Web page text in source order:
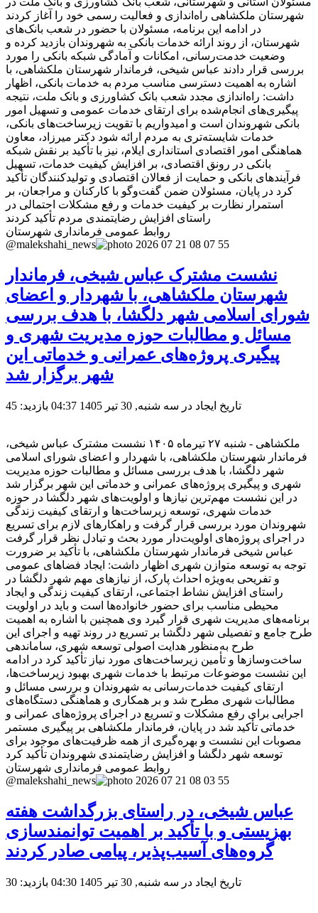
شهرستان ملکشاهی راه‌اندازی و فعالیت رسمی خود را آغاز کردند
در ادامه این برنامه، مسئولان با حضور در شعب بانک‌های
شهرستان، از روند ارائه خدمات بانکی به شهروندان بازدید کرده و
وضعیت خدمت‌رسانی، امکانات و آمادگی شبکه بانکی را مورد
بررسی قرار دادند عباس شیخی، فرماندار شهرستان ملکشاهی، با
اشاره به اهمیت دسترسی مناسب مردم به خدمات بانکی، اظهار
داشت: راه‌اندازی مجدد شعب بانک کشاورزی و بانک ملت، نتیجه
پیگیری‌های انجام‌شده برای ارتقای خدمات عمومی و تسهیل امور
بانکی شهروندان است و امیدواریم با تقویت زیرساخت‌های بانکی،
خدمات شایسته‌تری به مردم ارائه شود دکتر میرزاد، معاون
هماهنگی امور اقتصادی استانداری ایلام، نیز با تأکید بر نقش شبکه
بانکی در رونق اقتصادی، بر افزایش کیفیت خدمات، تسهیل
فرآیندهای بانکی و حمایت از فعالان اقتصادی و تولیدکنندگان تأکید
کرد در پایان، مسئولان ضمن گفت‌وگو با کارکنان و مراجعان، بر
استمرار نظارت بر کیفیت خدمات و رفع مشکلات احتمالی در
راستای افزایش رضایتمندی مردم تأکید کردند
روابط عمومی فرمانداری شهرستان
@malekshahi_news
نشست مشترک عباس شیخی، فرماندار
شهرستان ملکشاهی، با شهردار و اعضای
شورای اسلامی شهر دلگشا، با هدف بررسی
مسائل و مطالبات حوزه مدیریت شهری و
پیگیری پروژه‌های عمرانی و خدماتی این
شهر برگزار شد
تاریخ ایجاد در سه شنبه, 30 تیر 1405 04:37 بازدید: 45
ملکشاهی - شنبه ۲۷ تیرماه ۱۴۰۵ نشست مشترک عباس شیخی،
فرماندار شهرستان ملکشاهی، با شهردار و اعضای شورای اسلامی
شهر دلگشا، با هدف بررسی مسائل و مطالبات حوزه مدیریت
شهری و پیگیری پروژه‌های عمرانی و خدماتی این شهر برگزار شد
در این نشست مهم‌ترین نیازها و اولویت‌های شهر دلگشا در حوزه
خدمات شهری، توسعه زیرساخت‌ها و ارتقای کیفیت زندگی
شهروندان مورد بررسی قرار گرفت و راهکارهای لازم برای تسریع
در اجرای پروژه‌های اولویت‌دار مورد بحث و تبادل نظر قرار گرفت
عباس شیخی فرماندار شهرستان ملکشاهی، با تأکید بر ضرورت
توجه به توسعه متوازن شهری اظهار داشت: ایجاد فضاهای عمومی
و تفریحی به‌ویژه احداث پارک، از نیازهای مهم شهر دلگشا در
راستای افزایش نشاط اجتماعی، ارتقای کیفیت زندگی و ایجاد
محیطی مناسب برای حضور خانواده‌ها است و باید در اولویت
برنامه‌های مدیریت شهری قرار گیرد وی همچنین با اشاره به اهمیت
طرح جامع و تفصیلی شهر دلگشا بر تسریع در روند تهیه و اجرای این
طرح به‌منظور هدایت اصولی توسعه شهری، ساماندهی
ساخت‌وسازها و تأمین زیرساخت‌های مورد نیاز تأکید کرد در ادامه
این نشست موضوعات مرتبط با خدمات شهری بهبود زیرساخت‌ها،
ارتقای کیفیت خدمات‌رسانی به شهروندان و بررسی مسائل و
مطالبات شهری مطرح شد و بر همکاری و هماهنگی دستگاه‌های
اجرایی برای رفع مشکلات و تسریع در اجرای پروژه‌های عمرانی و
خدماتی تأکید شد در پایان، فرماندار ملکشاهی بر پیگیری مستمر
مصوبات این نشست و بهره‌گیری از همه ظرفیت‌های موجود برای
توسعه شهر دلگشا و افزایش رضایتمندی شهروندان تأکید کرد
روابط عمومی فرمانداری شهرستان
@malekshahi_news
عباس شیخی، در راستای بزرگداشت هفته
بهزیستی و با تأکید بر اهمیت توانمندسازی
گروه‌های آسیب‌پذیر، پیامی صادر کردند
تاریخ ایجاد در سه شنبه, 30 تیر 1405 04:30 بازدید: 30